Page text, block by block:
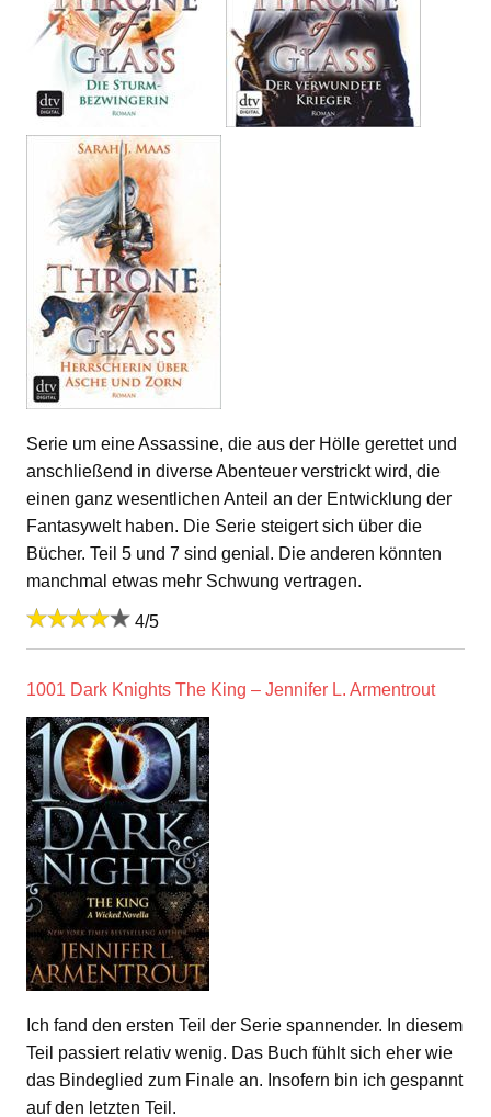
Serie um eine Assassine, die aus der Hölle gerettet und
anschließend in diverse Abenteuer verstrickt wird, die
einen ganz wesentlichen Anteil an der Entwicklung der
Fantasywelt haben. Die Serie steigert sich über die
Bücher. Teil 5 und 7 sind genial. Die anderen könnten
manchmal etwas mehr Schwung vertragen.
4/5
1001 Dark Knights The King – Jennifer L. Armentrout
Ich fand den ersten Teil der Serie spannender. In diesem
Teil passiert relativ wenig. Das Buch fühlt sich eher wie
das Bindeglied zum Finale an. Insofern bin ich gespannt
auf den letzten Teil.